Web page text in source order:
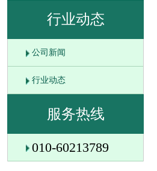
行业动态
公司新闻
行业动态
服务热线
010-60213789